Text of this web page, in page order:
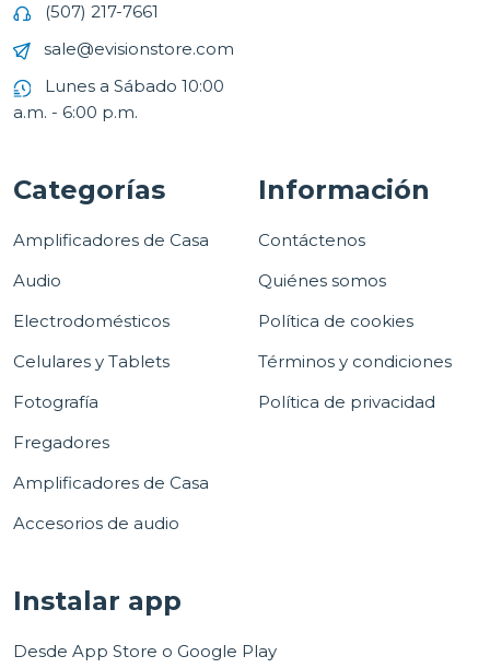
(507) 217-7661
sale@evisionstore.com
Lunes a Sábado 10:00
a.m. - 6:00 p.m.
Categorías
Amplificadores de Casa
Audio
Electrodomésticos
Celulares y Tablets
Fotografía
Fregadores
Amplificadores de Casa
Accesorios de audio
Información
Contáctenos
Quiénes somos
Política de cookies
Términos y condiciones
Política de privacidad
Instalar app
Desde App Store o Google Play